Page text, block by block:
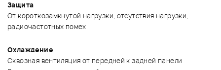
Защита
От короткозамкнутой нагрузки, отсутствия нагрузки,
радиочастотных помех
Охлаждение
Сквозная вентиляция от передней к задней панели